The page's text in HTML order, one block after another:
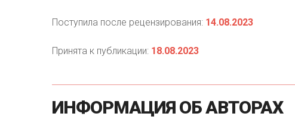
Поступила после рецензирования: 14.08.2023
Принята к публикации: 18.08.2023
ИНФОРМАЦИЯ ОБАВТОРАХ